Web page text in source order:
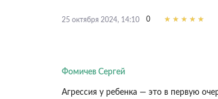
25 октября 2024, 14:10 0
Фомичев Сергей
Агрессия у ребенка — это в первую